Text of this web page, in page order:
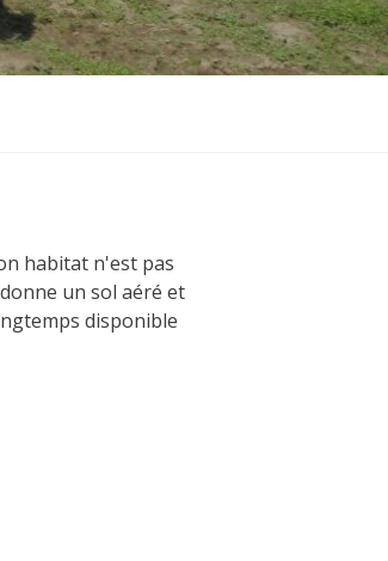
habitat n'est pas
un sol aéré et
disponible